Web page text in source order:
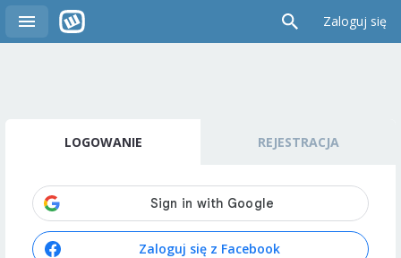
Zaloguj się
LOGOWANIE REJESTRACJA
Zaloguj się z Facebook